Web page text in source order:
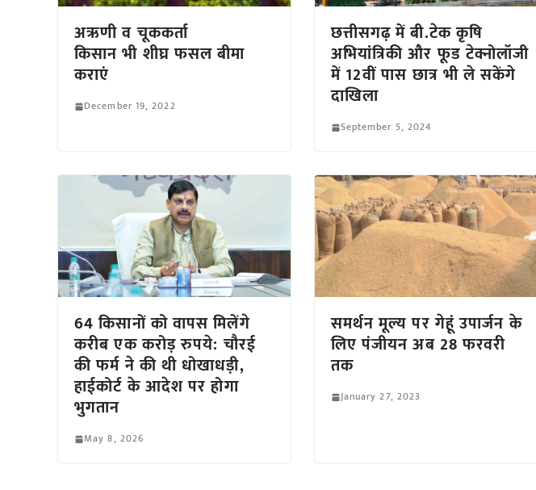
अऋणी व चूककर्ता
किसान भी शीघ्र फसल बीमा
कराएं
December 19, 2022
छत्तीसगढ़ में बी.टेक कृषि
अभियांत्रिकी और फूड टेक्नोलॉजी
में 12वीं पास छात्र भी ले सकेंगे
दाखिला
September 5, 2024
64 किसानों को वापस मिलेंगे
करीब एक करोड़ रुपये: चौरई
की फर्म ने की थी धोखाधड़ी,
हाईकोर्ट के आदेश पर होगा
भुगतान
May 8, 2026
समर्थन मूल्य पर गेहूं उपार्जन के
लिए पंजीयन अब 28 फरवरी
तक
January 27, 2023